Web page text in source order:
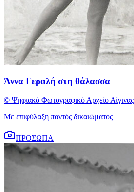
Άννα Γεραλή στη θάλασσα
© Ψηφιακό Φωτογραφικό Αρχείο Αίγινας
Με επιφύλαξη παντός δικαιώματος
ΠΡΟΣΩΠΑ